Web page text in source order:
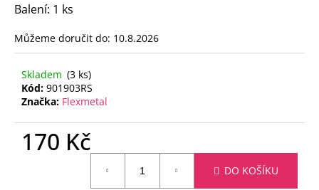
Balení: 1 ks
Můžeme doručit do: 10.8.2026
Skladem (3 ks)
Kód: 901903RS
Značka: Flexmetal
170 Kč
DO KOŠÍKU
D
o
p
o